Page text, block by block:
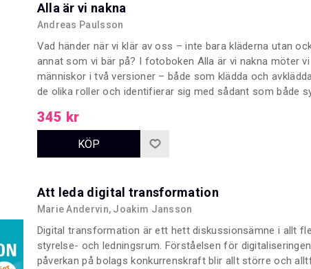
Alla är vi nakna
Andreas Paulsson
Vad händer när vi klär av oss – inte bara kläderna utan
annat som vi bär på? I fotoboken Alla är vi nakna möter vi
människor i två versioner – både som klädda och
de olika roller och identifierar sig med sådant som både
vi en glimt av vilka personerna är bakom alla sina lager.
345 kr
Att leda digital transformation
Marie Andervin, Joakim Jansson
Digital transformation är ett hett diskussionsämne i allt
styrelse- och ledningsrum. Förståelsen för
påverkan på bolags konkurrenskraft blir allt större och